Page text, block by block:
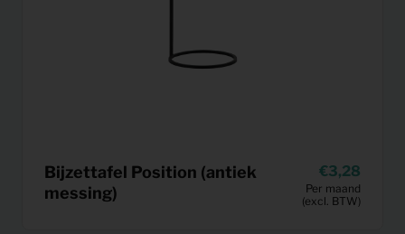
Bijzettafel Position (antiek
messing)
3,28
Per maand
(excl. BTW)